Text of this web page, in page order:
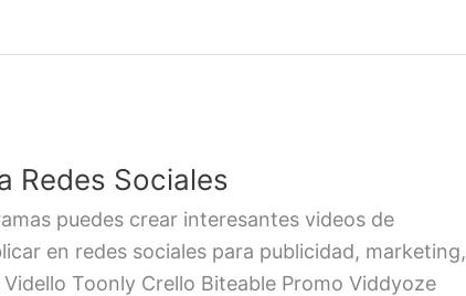
Redes Sociales
puedes crear interesantes videos de
en redes sociales para publicidad, marketing,
Toonly Crello Biteable Promo Viddyoze